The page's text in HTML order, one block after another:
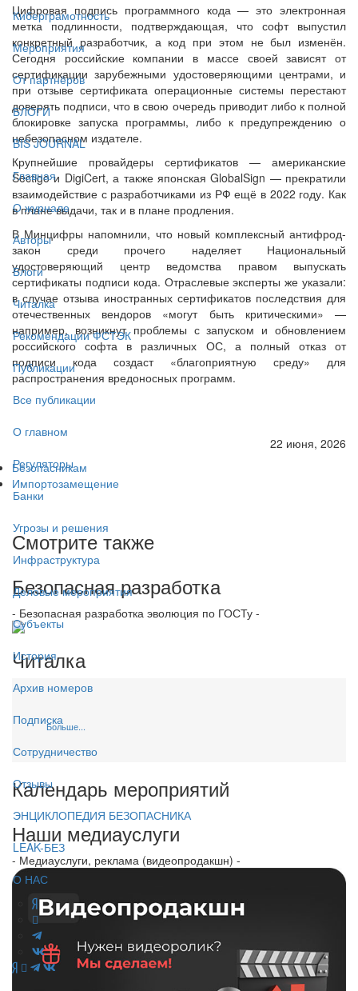
Киберграмотность
Мероприятия
От партнёров
БЛОГИ
BIS JOURNAL
Главная
О журнале
Авторы
Блоги
Читалка
Рекомендации ФСТЭК
Публикации
Все публикации
О главном
Регуляторы
Банки
Угрозы и решения
Инфраструктура
Деловые мероприятия
Субъекты
История
Архив номеров
Подписка
Сотрудничество
Отзывы
ЭНЦИКЛОПЕДИЯ БЕЗОПАСНИКА
LEAK-БЕЗ
О НАС
Цифровая подпись программного кода — это электронная
метка подлинности, подтверждающая, что софт выпустил
конкретный разработчик, а код при этом не был изменён.
Сегодня российские компании в массе своей зависят от
сертификации зарубежными удостоверяющими центрами, и
при отзыве сертификата операционные системы перестают
доверять подписи, что в свою очередь приводит либо к полной
блокировке запуска программы, либо к предупреждению о
небезопасном издателе.
Крупнейшие провайдеры сертификатов — американские
Sectigo и DigiCert, а также японская GlobalSign — прекратили
взаимодействие с разработчиками из РФ ещё в 2022 году. Как
в плане выдачи, так и в плане продления.
В Минцифры напомнили, что новый комплексный антифрод-
закон среди прочего наделяет Национальный
удостоверяющий центр ведомства правом выпускать
сертификаты подписи кода. Отраслевые эксперты же указали:
в случае отзыва иностранных сертификатов последствия для
отечественных вендоров «могут быть критическими» —
например, возникнут проблемы с запуском и обновлением
российского софта в различных ОС, а полный отказ от
подписи кода создаст «благоприятную среду» для
распространения вредоносных программ.
22 июня, 2026
Безопасникам
Импортозамещение
Смотрите также
Безопасная разработка
- Безопасная разработка эволюция по ГОСТу -
Читалка
Больше...
Календарь мероприятий
Наши медиауслуги
- Медиауслуги, реклама (видеопродакшн) -